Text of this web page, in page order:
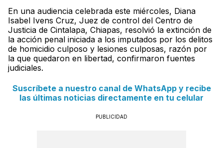
En una audiencia celebrada este miércoles, Diana
Isabel Ivens Cruz, Juez de control del Centro de
Justicia de Cintalapa, Chiapas, resolvió la extinción de
la acción penal iniciada a los imputados por los delitos
de homicidio culposo y lesiones culposas, razón por
la que quedaron en libertad, confirmaron fuentes
judiciales.
Suscríbete a nuestro canal de WhatsApp y recibe
las últimas noticias directamente en tu celular
PUBLICIDAD